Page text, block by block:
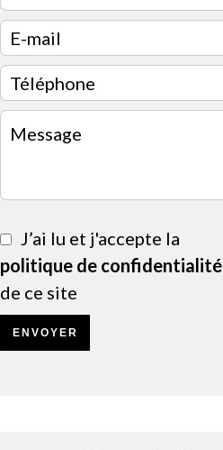
J’ai lu et j'accepte la
politique de confidentialité
de ce site
ENVOYER